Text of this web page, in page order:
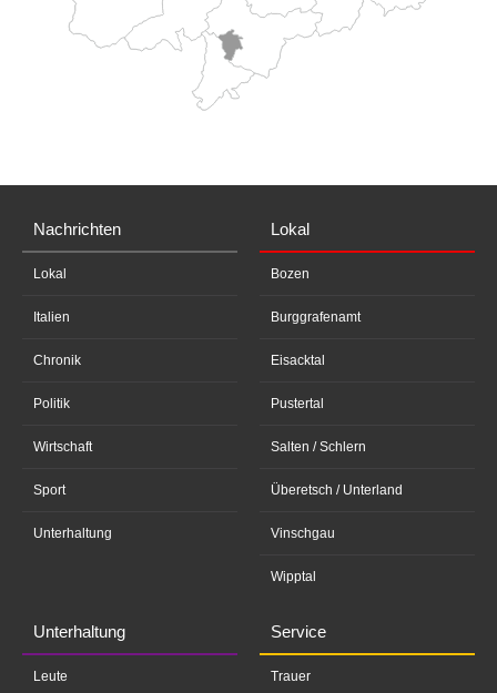
Nachrichten
Lokal
Italien
Chronik
Politik
Wirtschaft
Sport
Unterhaltung
Lokal
Bozen
Burggrafenamt
Eisacktal
Pustertal
Salten / Schlern
Überetsch / Unterland
Vinschgau
Wipptal
Unterhaltung
Leute
Service
Trauer